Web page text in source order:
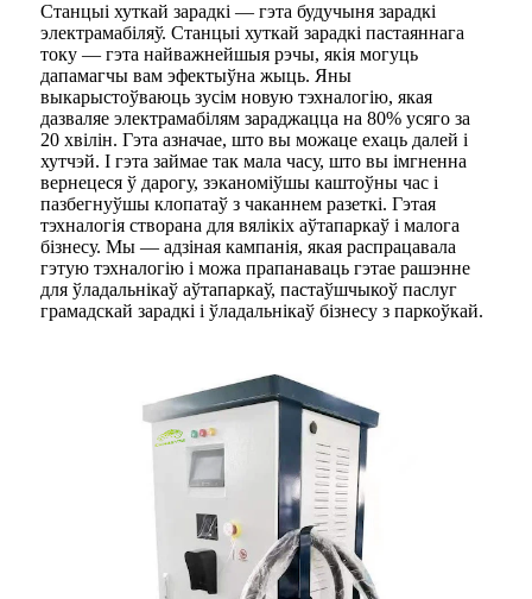
Станцыі хуткай зарадкі — гэта будучыня зарадкі
электрамабіляў. Станцыі хуткай зарадкі пастаяннага
току — гэта найважнейшыя рэчы, якія могуць
дапамагчы вам эфектыўна жыць. Яны
выкарыстоўваюць зусім новую тэхналогію, якая
дазваляе электрамабілям зараджацца на 80% усяго за
20 хвілін. Гэта азначае, што вы можаце ехаць далей і
хутчэй. І гэта займае так мала часу, што вы імгненна
вернецеся ў дарогу, зэканоміўшы каштоўны час і
пазбегнуўшы клопатаў з чаканнем разеткі. Гэтая
тэхналогія створана для вялікіх аўтапаркаў і малога
бізнесу. Мы — адзіная кампанія, якая распрацавала
гэтую тэхналогію і можа прапанаваць гэтае рашэнне
для ўладальнікаў аўтапаркаў, пастаўшчыкоў паслуг
грамадскай зарадкі і ўладальнікаў бізнесу з паркоўкай.